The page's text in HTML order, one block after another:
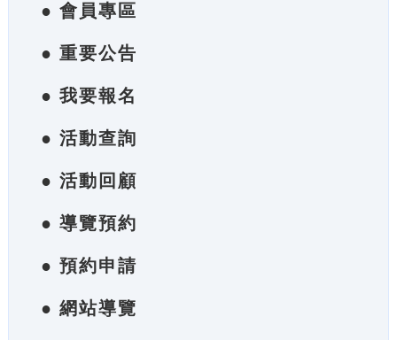
● 會員專區
● 重要公告
● 我要報名
● 活動查詢
● 活動回顧
● 導覽預約
● 預約申請
● 網站導覽